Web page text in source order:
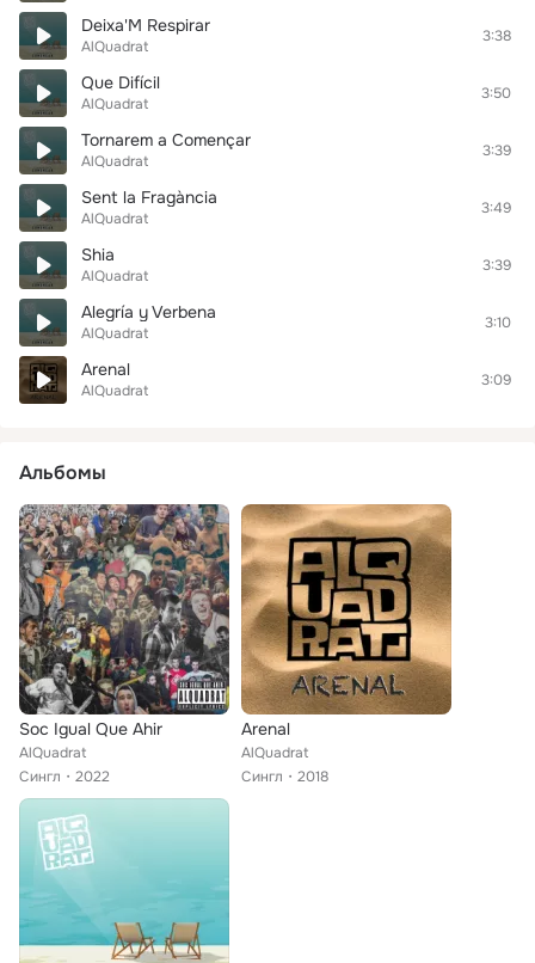
Deixa'M Respirar
AlQuadrat
3:38
Que Difícil
AlQuadrat
3:50
Tornarem a Començar
AlQuadrat
3:39
Sent la Fragància
AlQuadrat
3:49
Shia
AlQuadrat
3:39
Alegría y Verbena
AlQuadrat
3:10
Arenal
AlQuadrat
3:09
Альбомы
Soc Igual Que Ahir
AlQuadrat
Сингл
2022
Arenal
AlQuadrat
Сингл
2018